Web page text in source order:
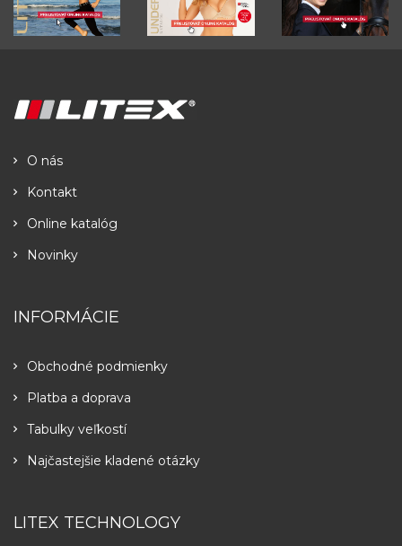
O nás
Kontakt
Online katalóg
Novinky
INFORMÁCIE
Obchodné podmienky
Platba a doprava
Tabulky veľkostí
Najčastejšie kladené otázky
LITEX TECHNOLOGY